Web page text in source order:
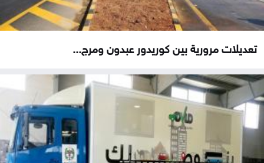
تعديلات مرورية بين كوريدور عبدون ومرج...